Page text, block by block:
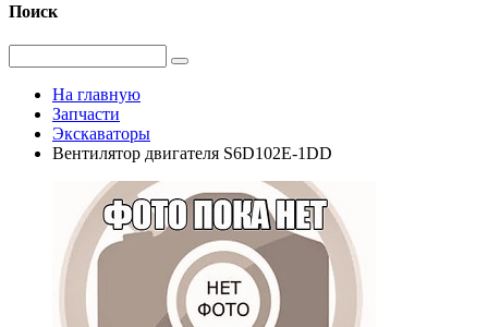
Поиск
На главную
Запчасти
Экскаваторы
Вентилятор двигателя S6D102E-1DD